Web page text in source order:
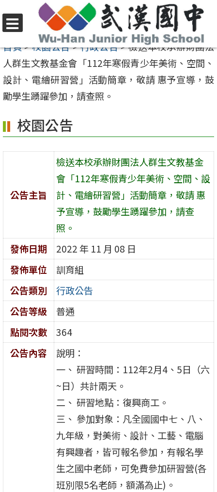
至
要
內
容
選
單
首頁>校園公告>行政公告>檢送本校承辦財團法
人群生文教基金會「112年寒假青少年美術、空間、
設計、電繪研習營」活動簡章，敬請 惠予宣導，鼓
勵學生踴躍參加，請查照。
校園公告
公告主旨
檢送本校承辦財團法人群生文教基金
會「112年寒假青少年美術、空間、設
計、電繪研習營」活動簡章，敬請 惠
予宣導，鼓勵學生踴躍參加，請查
照。
發佈日期
2022 年 11 月 08 日
發佈單位
訓育組
公告類別
行政公告
公告等級
普通
點閱次數
364
公告內容
說明：
一、 研習時間：112年2月4、5日（六
~日）共計兩天。
二、 研習地點：復興商工。
三、 參加對象：凡全國國中七、八、
九年級，對美術、設計、工藝、電腦
有興趣者，皆可報名參加，有報名學
生之國中老師，可免費參加研習營(各
班別限5名老師，額滿為止)。